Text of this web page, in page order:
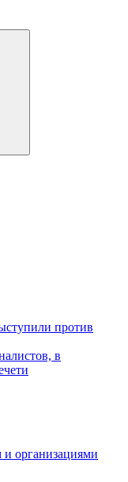
против
в
организациями